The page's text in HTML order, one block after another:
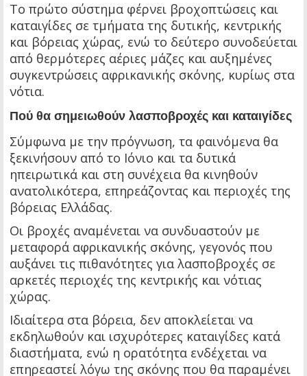
Το πρώτο σύστημα φέρνει βροχοπτώσεις και
καταιγίδες σε τμήματα της δυτικής, κεντρικής
και βόρειας χώρας, ενώ το δεύτερο συνοδεύεται
από θερμότερες αέριες μάζες και αυξημένες
συγκεντρώσεις αφρικανικής σκόνης, κυρίως στα
νότια.
Πού θα σημειωθούν λασποβροχές και καταιγίδες
Σύμφωνα με την πρόγνωση, τα φαινόμενα θα
ξεκινήσουν από το Ιόνιο και τα δυτικά
ηπειρωτικά και στη συνέχεια θα κινηθούν
ανατολικότερα, επηρεάζοντας και περιοχές της
βόρειας Ελλάδας.
Οι βροχές αναμένεται να συνδυαστούν με
μεταφορά αφρικανικής σκόνης, γεγονός που
αυξάνει τις πιθανότητες για λασποβροχές σε
αρκετές περιοχές της κεντρικής και νότιας
χώρας.
Ιδιαίτερα στα βόρεια, δεν αποκλείεται να
εκδηλωθούν και ισχυρότερες καταιγίδες κατά
διαστήματα, ενώ η ορατότητα ενδέχεται να
επηρεαστεί λόγω της σκόνης που θα παραμένει